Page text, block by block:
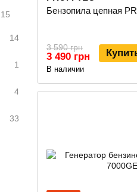
Бензопила цепная
3 590 грн
3 490 грн
В наличии
15
14
1
4
33